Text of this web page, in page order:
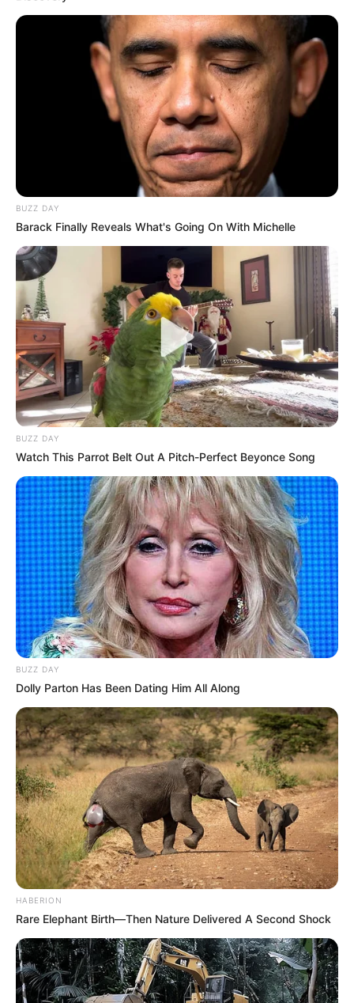
Hier werden dieschönsten Naturattraktionenvorgestellt.
Sehenswert sind aber auch dieschönsten Barockgärten,
dieromantischsten Flusstäler, diebeindruckendsten
Berglandschaftenund diebreitesten Strände.
Weitere Rubriken zum Thema Ausflug und Urlaub
in Deutschland:
Auto- und Oldtimermuseen in Deutschland
Dampflokfahrten in Deutschland
Eisenbahnmuseen in Deutschland
Modelleisenbahnen in Deutschland
Tiergärten und Zooparks
Monumente und Nationaldenkmäler
Veranstaltungstipps für ganz Deutschland
Andere interessante Vorschläge und
Informationen:
Hier können kostenlosVeranstaltungen ohne Log-in
-Zwangeingetragen werden.
Im Juni blüht die Königin der Blumen am schönsten.
Dann lohnt sich ein Besuch in einem derschönsten
Rosengärten Deutschlands
Mit einer Gesamthöhe von 10,21 Metern ist derBre
mer Rolanddie größte frei stehende Skulptur in
Deutschland aus derZeit des Mittelalters.
BUZZ DAY
Barack Finally Reveals What's Going On With Michelle
BUZZ DAY
Watch This Parrot Belt Out A Pitch-Perfect Beyonce Song
BUZZ DAY
Dolly Parton Has Been Dating Him All Along
HABERION
Rare Elephant Birth—Then Nature Delivered A Second Shock